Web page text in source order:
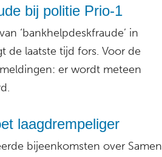
bij politie Prio-1
‘bankhelpdeskfraude’ in
de laatste tijd fors. Voor de
er wordt meteen
laagdrempeliger
bijeenkomsten over Samen